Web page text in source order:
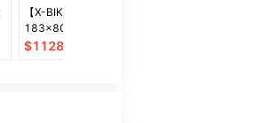
【X-BIKE】TPE正位線10MM厚
183x80CM瑜珈墊(贈綁帶、背
袋、皮拉提斯球)TP18
$1128